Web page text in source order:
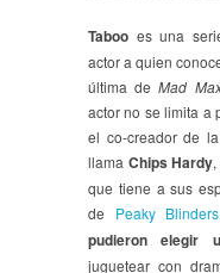
Taboo es una
actor a quien
última deMad
actor no se limita a
el co-creador de
llama Chips Hardy
que tiene a sus
de Peaky Blinders
pudieron elegir
juguetear con